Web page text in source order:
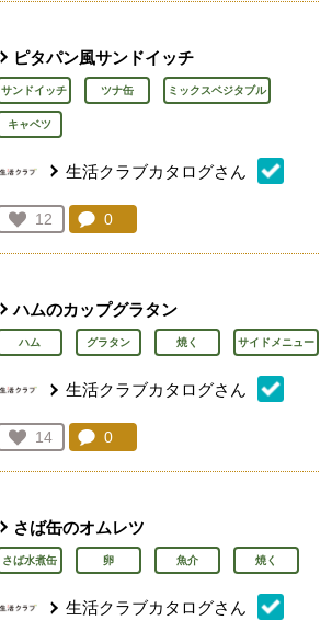
ピタパン風サンドイッチ
サンドイッチ ツナ缶 ミックスベジタブル
キャベツ
生活クラブカタログさん
お気に入り登録：
12
人が登録
コメント：
0
ハムのカップグラタン
ハム グラタン 焼く サイドメニュー
生活クラブカタログさん
お気に入り登録：
14
人が登録
コメント：
0
さば缶のオムレツ
さば水煮缶 卵 魚介 焼く
生活クラブカタログさん